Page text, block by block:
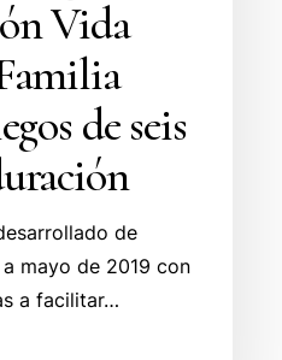
Vida
de seis
de
mayo de 2019 con
a facilitar…